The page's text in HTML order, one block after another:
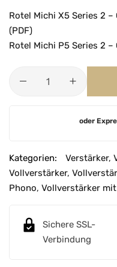
Rotel Michi X5 Series 2
(PDF)
Rotel Michi P5 Series 2
e
r
n
oder
Kategorien: Verstärker,
Vollverstärker,
Phono, Vollverstärker
Sichere SSL-
Verbindung